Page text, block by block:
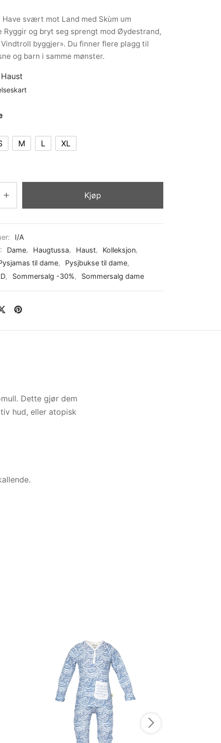
Have svært mot Land med Skùm um
Ryggir og bryt seg sprengt mod Øydestrand,
byggjer». Du finner flere plagg til
og barn i samme mønster.
Haust
M L XL
Kjøp
I/A
Dame, Haugtussa, Haust, Kolleksjon,
til dame, Pysjbukse til dame,
, Sommersalg -30%, Sommersalg dame
Dette gjør dem
hud, eller atopisk